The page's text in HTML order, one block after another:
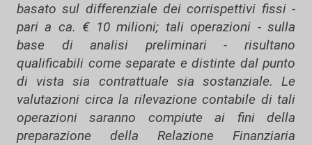
basato sul differenziale dei corrispettivi fissi -
pari a ca. € 10 milioni; tali operazioni - sulla
base di analisi preliminari - risultano
qualificabili come separate e distinte dal punto
di vista sia contrattuale sia sostanziale. Le
valutazioni circa la rilevazione contabile di tali
operazioni saranno compiute ai fini della
preparazione della Relazione Finanziaria